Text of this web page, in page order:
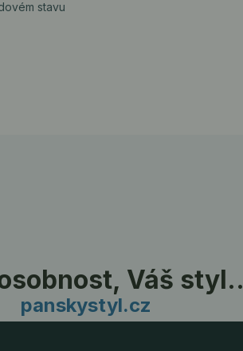
stavu
Váš styl..
panskystyl.cz